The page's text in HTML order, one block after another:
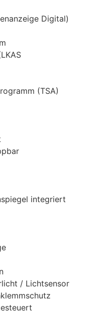
Digital)
(TSA)
integriert
/ Lichtsensor